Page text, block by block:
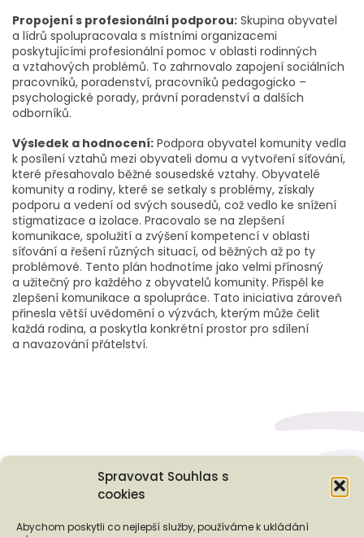
Spravovat Souhlas s
cookies
Abychom poskytli co nejlepší služby, používáme k ukládání
Propojení s profesionální podporou: Skupina obyvatel
a lídrů spolupracovala s místními organizacemi
poskytujícími profesionální pomoc v oblasti rodinných
a vztahových problémů. To zahrnovalo zapojení sociálních
pracovníků, poradenství, pracovníků pedagogicko –
psychologické porady, právní poradenství a dalších
odborníků.
Výsledek a hodnocení: Podpora obyvatel komunity vedla
k posílení vztahů mezi obyvateli domu a vytvoření síťování,
které přesahovalo běžné sousedské vztahy. Obyvatelé
komunity a rodiny, které se setkaly s problémy, získaly
podporu a vedení od svých sousedů, což vedlo ke snížení
stigmatizace a izolace. Pracovalo se na zlepšení
komunikace, spolužití a zvýšení kompetencí v oblasti
síťování a řešení různých situací, od běžných až po ty
problémové. Tento plán hodnotíme jako velmi přínosný
a užitečný pro každého z obyvatelů komunity. Přispěl ke
zlepšení komunikace a spolupráce. Tato iniciativa zároveň
přinesla větší uvědomění o výzvách, kterým může čelit
každá rodina, a poskytla konkrétní prostor pro sdílení
a navazování přátelství.
Podporují nás...